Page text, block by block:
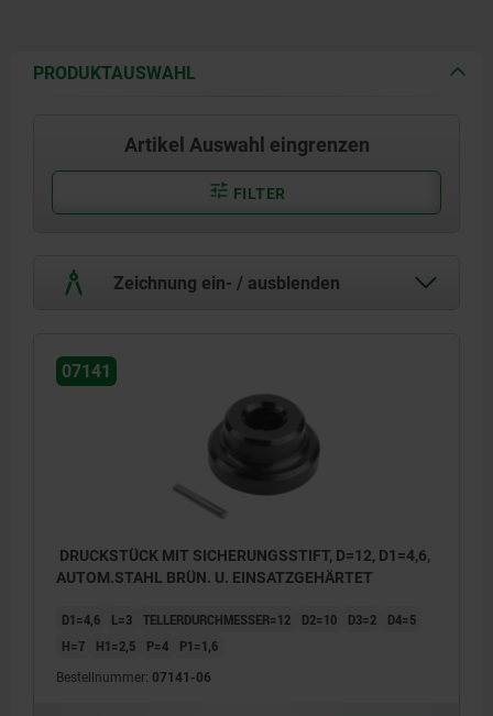
PRODUKTAUSWAHL
Artikel Auswahl eingrenzen
FILTER
Zeichnung ein- / ausblenden
07141
DRUCKSTÜCK MIT SICHERUNGSSTIFT, D=12, D1=4,6,
AUTOM.STAHL BRÜN. U. EINSATZGEHÄRTET
D1=4,6 L=3 TELLERDURCHMESSER=12 D2=10 D3=2
D4=5
H=7
H1=2,5 P=4 P1=1,6
Bestellnummer: 07141-06